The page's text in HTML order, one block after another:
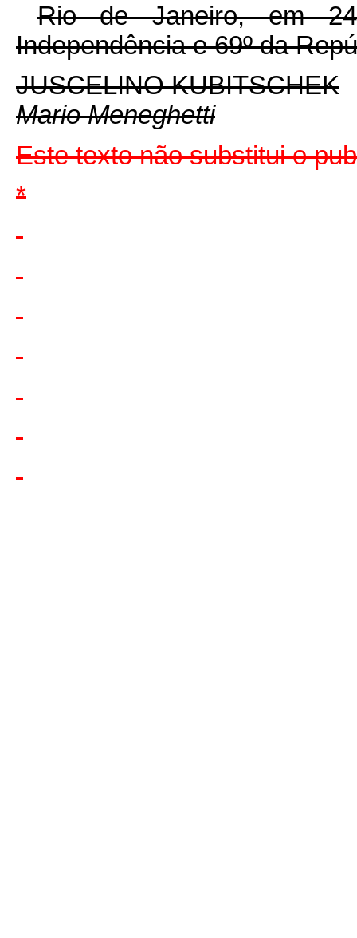
Rio de Janeiro, em
Independência e 69º da
JUSCELINO KUBITSCHEK
Mario Meneghetti
Este texto não substitui o
*